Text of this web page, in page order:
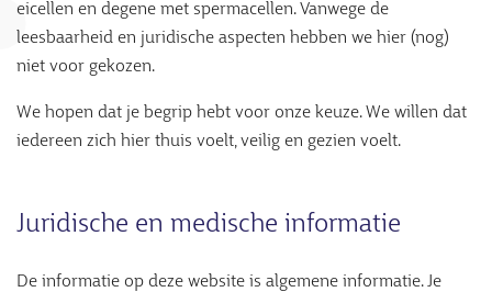
eicellen en degene met spermacellen. Vanwege de
leesbaarheid en juridische aspecten hebben we hier (nog)
niet voor gekozen.
We hopen dat je begrip hebt voor onze keuze. We willen dat
iedereen zich hier thuis voelt, veilig en gezien voelt.
Juridische en medische informatie
De informatie op deze website is algemene informatie. Je